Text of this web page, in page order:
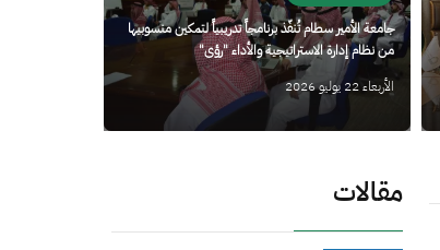
جامعة الأمير سطام تُنفّذ برنامجاً تدريبياً لتمكين منسوبيها
من نظام إدارة الاستراتيجية والأداء "رؤى"
الأربعاء 22 يوليو 2026
مقالات